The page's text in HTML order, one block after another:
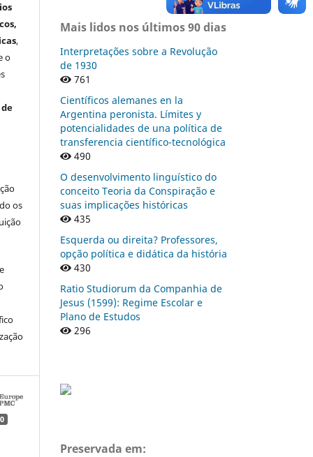
,
o
os
0
Mais lidos nos últimos 90 dias
Interpretações sobre a Revolução
de 1930
761
Científicos alemanes en la
Argentina peronista. Límites y
potencialidades de una política de
transferencia científico-tecnológica
490
O desenvolvimento linguístico do
conceito Teoria da Conspiração e
suas implicações históricas
435
Esquerda ou direita? Professores,
opção política e didática da história
430
Ratio Studiorum da Companhia de
Jesus (1599): Regime Escolar e
Plano de Estudos
296
Preservada em: